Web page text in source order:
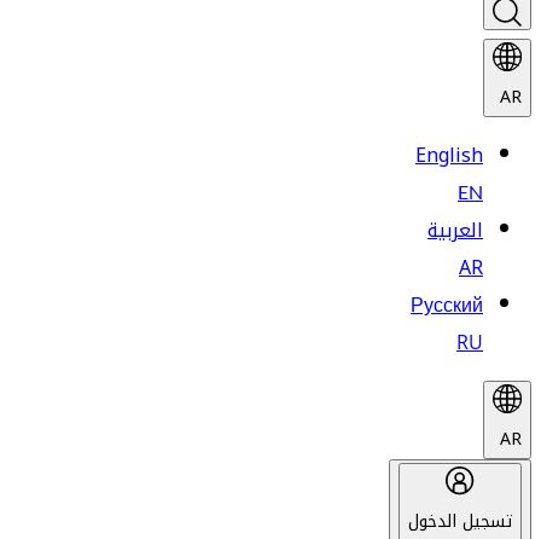
AR
English
EN
العربية
AR
Русский
RU
AR
تسجيل الدخول